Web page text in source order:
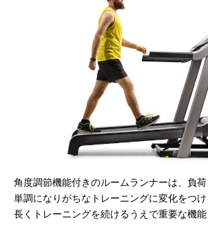
角度調節機能付きのルームランナーは、負荷
単調になりがちなトレーニングに変化をつけ
長くトレーニングを続けるうえで重要な機能